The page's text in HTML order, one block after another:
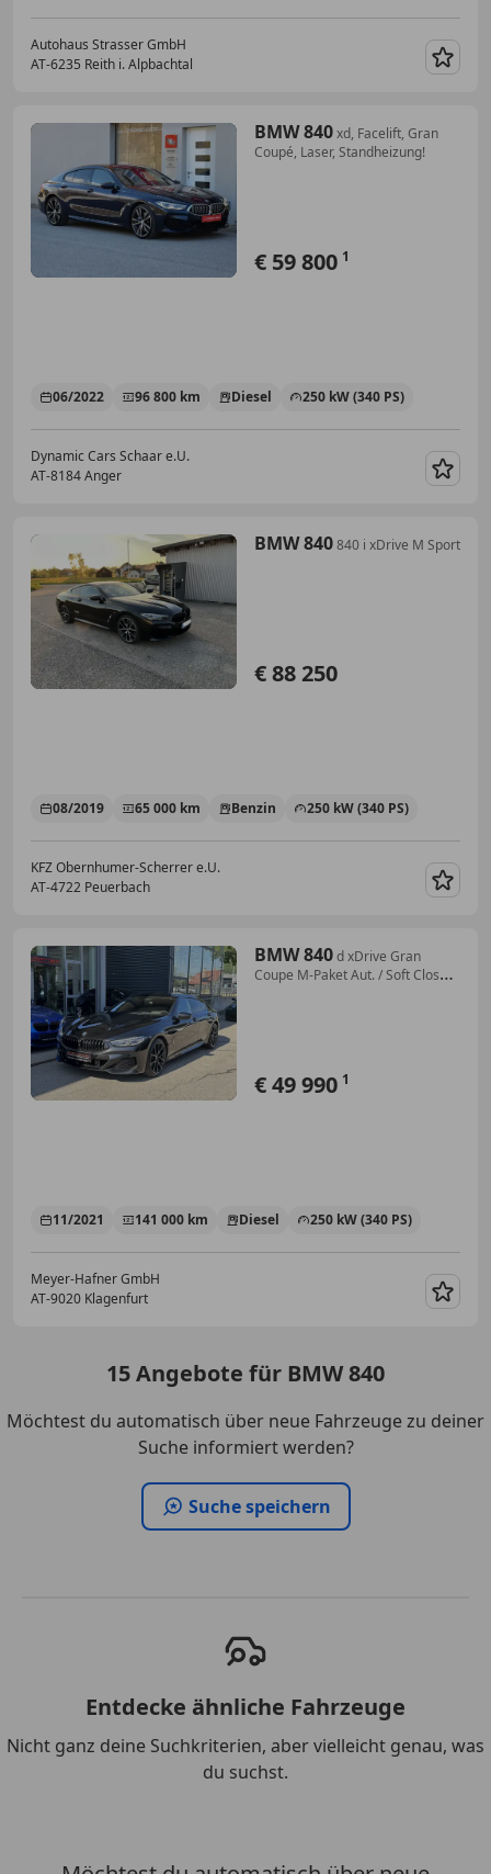
Autohaus Strasser GmbH
AT-6235 Reith i. Alpbachtal
BMW 840xd, Facelift, Gran
Coupé, Laser, Standheizung!
€ 59 800 1
06/2022 96 800 km Diesel 250 kW (340 PS)
Dynamic Cars Schaar e.U.
AT-8184 Anger
BMW 840840 i xDrive M Sport
€ 88 250
08/2019 65 000 km Benzin 250 kW (340 PS)
KFZ Obernhumer-Scherrer e.U.
AT-4722 Peuerbach
BMW 840d xDrive Gran
Coupe M-Paket Aut. / Soft Close
€ 49 990 1
11/2021 141 000 km Diesel 250 kW (340 PS)
Meyer-Hafner GmbH
AT-9020 Klagenfurt
15Angebote für BMW 840
Möchtest du automatisch über neue Fahrzeuge zu deiner
Suche informiert werden?
Suche speichern
Entdecke ähnliche Fahrzeuge
Nicht ganz deine Suchkriterien, aber vielleicht genau, was
du suchst.